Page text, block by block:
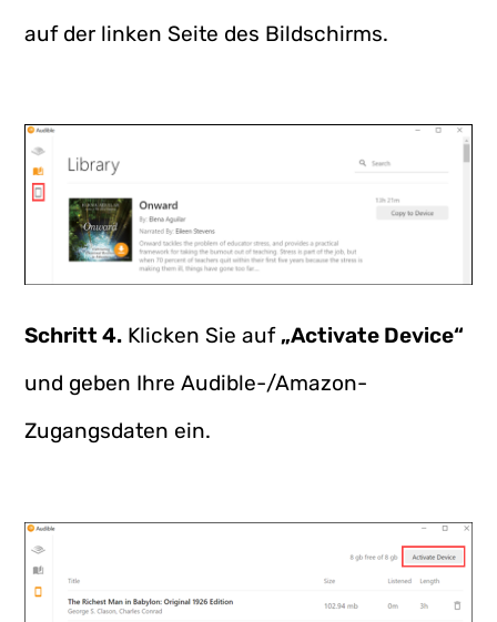
auf der linken Seite des Bildschirms.
Schritt 4. Klicken Sie auf „Activate Device“
und geben Ihre Audible-/Amazon-
Zugangsdaten ein.